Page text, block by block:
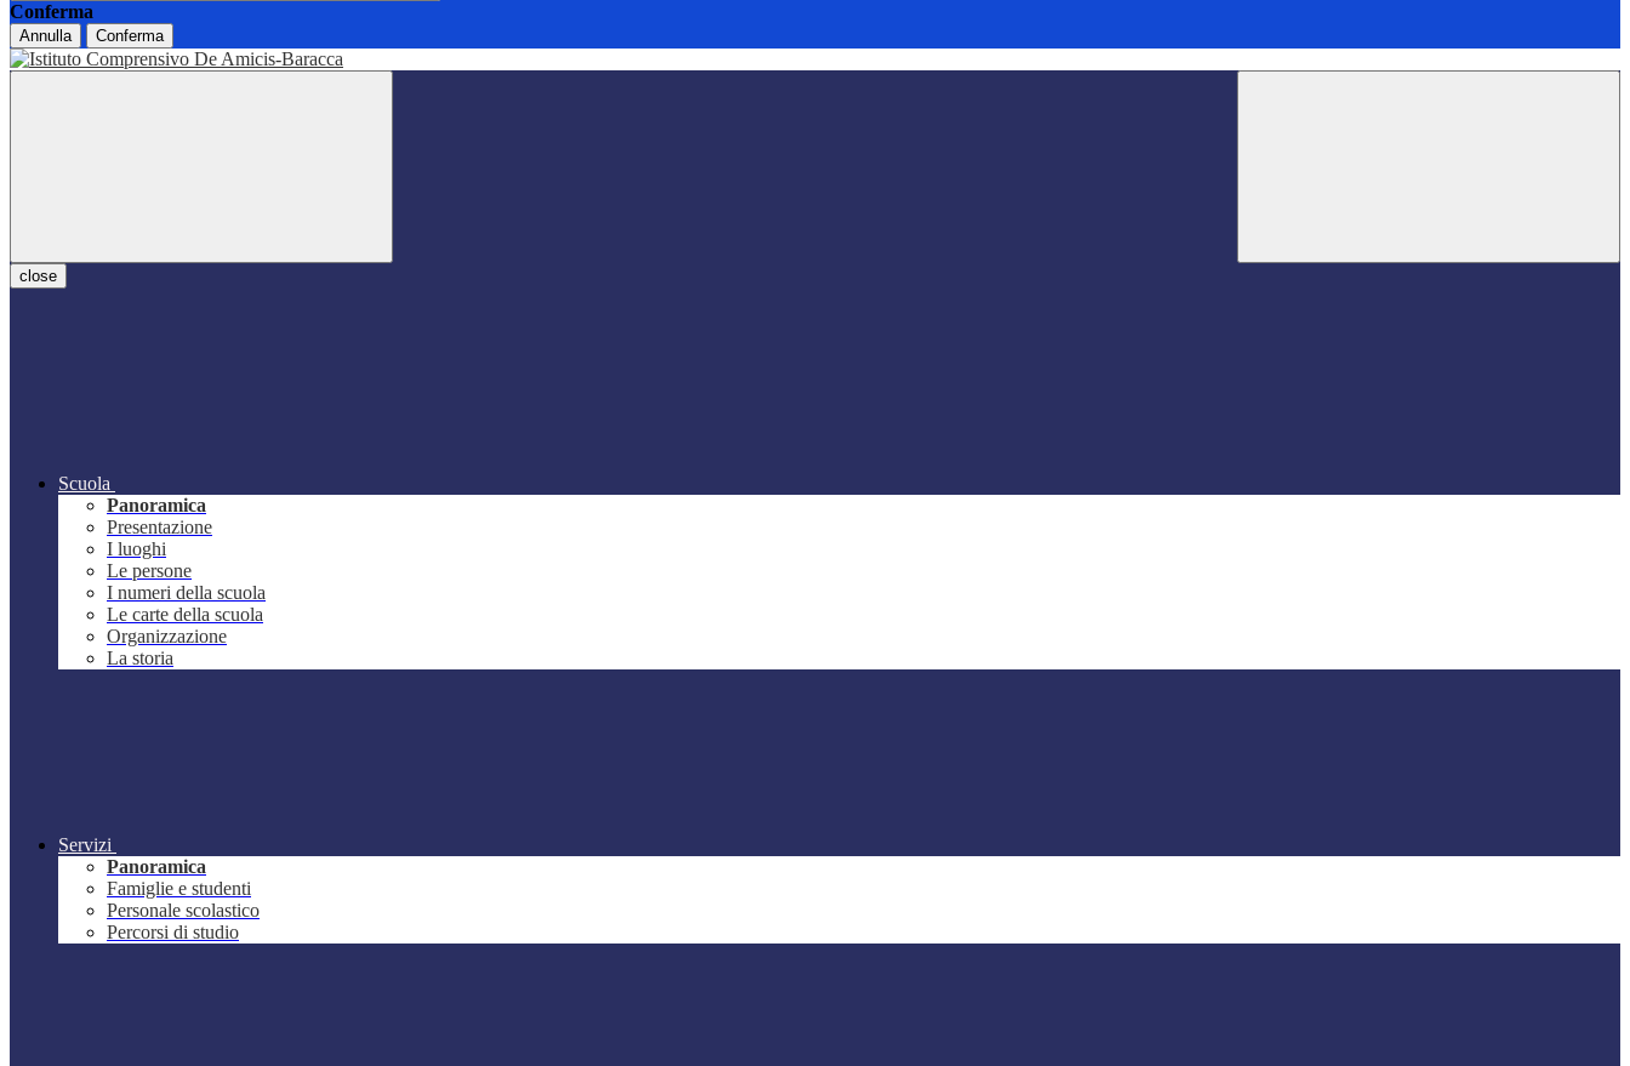
Conferma
Annulla Conferma
close
Scuola
Panoramica
Presentazione
I luoghi
Le persone
I numeri della scuola
Le carte della scuola
Organizzazione
La storia
Servizi
Panoramica
Famiglie e studenti
Personale scolastico
Percorsi di studio